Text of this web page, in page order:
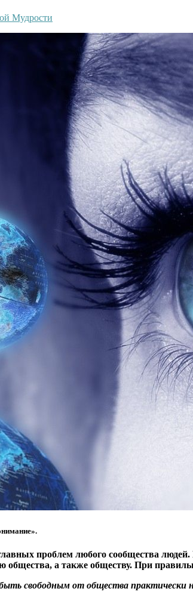
Мудрости
проблем любого сообщества
а также обществу. При
свободным от общества практически